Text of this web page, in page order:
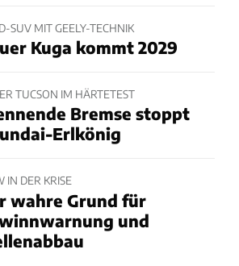
SUV MIT GEELY-TECHNIK
Kuga kommt 2029
TUCSON IM HÄRTETEST
Bremse stoppt
Erlkönig
IN DER KRISE
wahre Grund für
und